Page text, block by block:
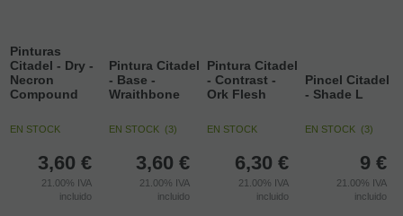
Pinturas
Citadel - Dry -
Necron
Compound
EN STOCK
3,60 €
21.00% IVA
incluido
Pintura Citadel
- Base -
Wraithbone
EN STOCK (3)
3,60 €
21.00% IVA
incluido
Pintura Citadel
- Contrast -
Ork Flesh
EN STOCK
6,30 €
21.00% IVA
incluido
Pincel Citadel
- Shade L
EN STOCK (3)
9 €
21.00% IVA
incluido